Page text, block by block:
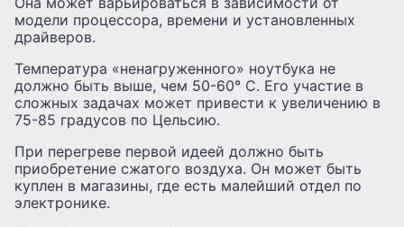
модели процессора, времени и установленных
драйверов.
Температура «ненагруженного» ноутбука не
должно быть выше, чем 50-60° С. Его участие в
сложных задачах может привести к увеличению в
75-85 градусов по Цельсию.
При перегреве первой идеей должно быть
приобретение сжатого воздуха. Он может быть
куплен в магазины, где есть малейший отдел по
электронике.